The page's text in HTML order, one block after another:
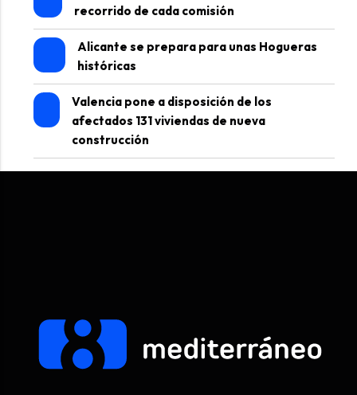
recorrido de cada comisión
Alicante se prepara para unas Hogueras
históricas
Valencia pone a disposición de los
afectados 131 viviendas de nueva
construcción